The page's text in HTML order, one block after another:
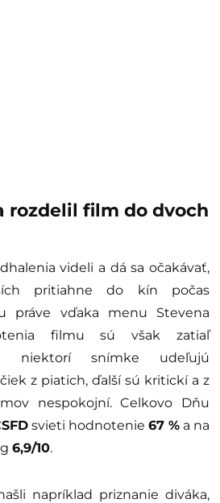
rozdelil film do dvoch
videli a dá sa očakávať,
pritiahne do kín počas
práve vďaka menu Stevena
filmu sú však zatiaľ
niektorí snímke udeľujú
z piatich, ďalší sú kritickí a z
nespokojní. Celkovo Dňu
svieti hodnotenie 67 % a na
6,9/10.
napríklad priznanie diváka,